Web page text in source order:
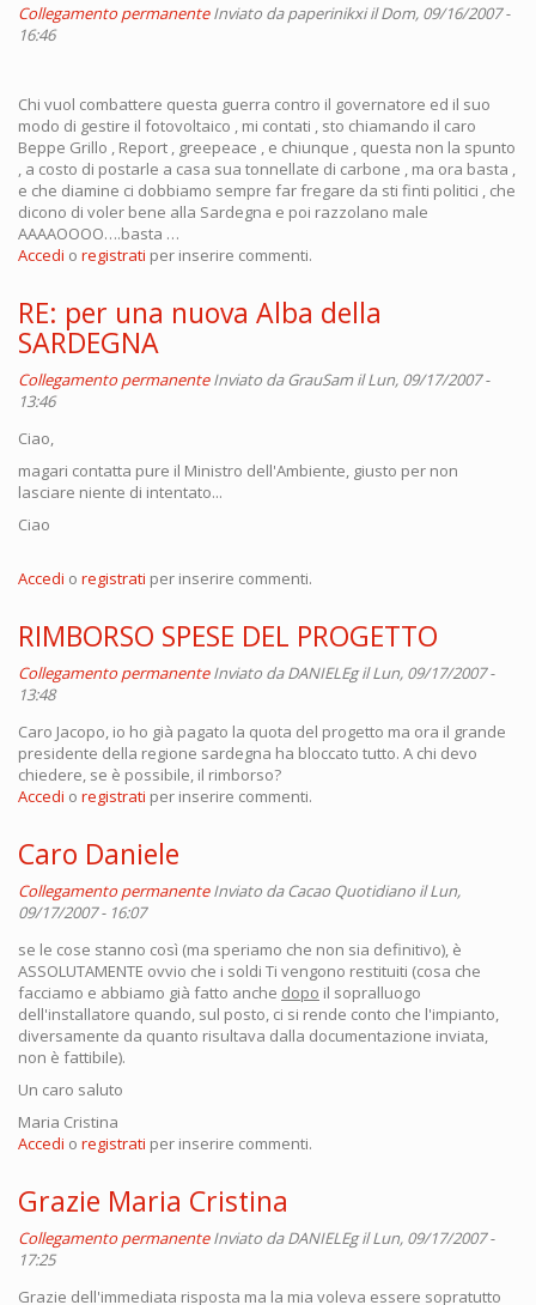
Collegamento permanente Inviato dapaperinikxiil Dom, 09/16/2007 -
16:46
Chi vuol combattere questa guerra contro il governatore ed il suo
modo di gestire il fotovoltaico , mi contati , sto chiamando il caro
Beppe Grillo , Report , greepeace , e chiunque , questa non la spunto
, a costo di postarle a casa sua tonnellate di carbone , ma ora basta ,
e che diamine ci dobbiamo sempre far fregare da sti finti politici , che
dicono di voler bene alla Sardegna e poi razzolano male
AAAAOOOO….basta …
Accedi o registrati per inserire commenti.
RE: per una nuova Alba della
SARDEGNA
Collegamento permanente Inviato daGrauSamil Lun, 09/17/2007 -
13:46
Ciao,
magari contatta pure il Ministro dell'Ambiente, giusto per non
lasciare niente di intentato...
Ciao
Accedi o registrati per inserire commenti.
RIMBORSO SPESE DEL PROGETTO
Collegamento permanente Inviato daDANIELEgil Lun, 09/17/2007 -
13:48
Caro Jacopo, io ho già pagato la quota del progetto ma ora il grande
presidente della regione sardegna ha bloccato tutto. A chi devo
chiedere, se è possibile, il rimborso?
Accedi o registrati per inserire commenti.
Caro Daniele
Collegamento permanente Inviato daCacao Quotidiano il Lun,
09/17/2007 - 16:07
se le cose stanno così (ma speriamo che non sia definitivo), è
ASSOLUTAMENTE ovvio che i soldi Ti vengono restituiti (cosa che
facciamo e abbiamo già fatto anche dopo il sopralluogo
dell'installatore quando, sul posto, ci si rende conto che l'impianto,
diversamente da quanto risultava dalla documentazione inviata,
non è fattibile).
Un caro saluto
Maria Cristina
Accedi o registrati per inserire commenti.
Grazie Maria Cristina
Collegamento permanente Inviato daDANIELEgil Lun, 09/17/2007 -
17:25
Grazie dell'immediata risposta ma la mia voleva essere sopratutto